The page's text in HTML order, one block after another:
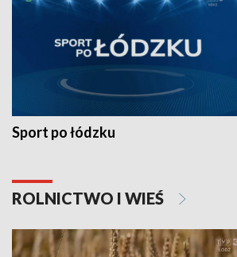
Sport po łódzku
ROLNICTWO I WIEŚ